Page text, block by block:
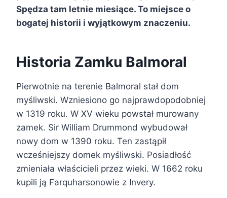
Spędza tam letnie miesiące. To miejsce o
bogatej historii i wyjątkowym znaczeniu.
Historia Zamku Balmoral
Pierwotnie na terenie Balmoral stał dom
myśliwski. Wzniesiono go najprawdopodobniej
w 1319 roku. W XV wieku powstał murowany
zamek. Sir William Drummond wybudował
nowy dom w 1390 roku. Ten zastąpił
wcześniejszy domek myśliwski. Posiadłość
zmieniała właścicieli przez wieki. W 1662 roku
kupili ją Farquharsonowie z Invery.